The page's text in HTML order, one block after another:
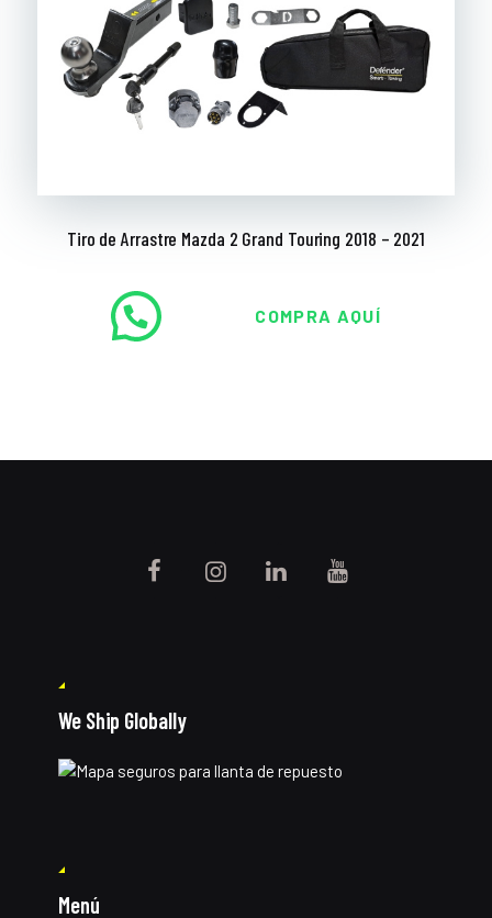
Tiro de Arrastre Mazda 2 Grand Touring 2018 – 2021
COMPRA AQUÍ
We Ship Globally
Menú